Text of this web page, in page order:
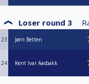
Loser round 3
23 Jørn Betten
24 Kent Ivar Aasbakk